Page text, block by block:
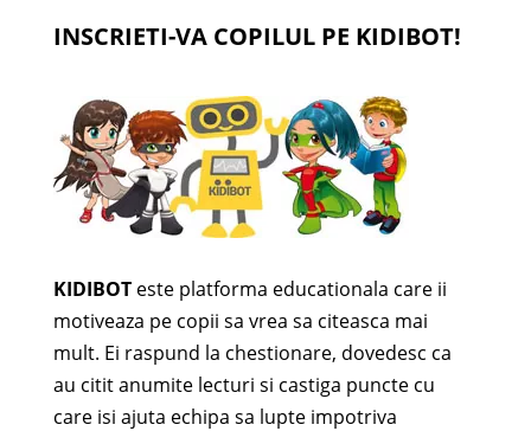
INSCRIETI-VA COPILUL PE KIDIBOT!
KIDIBOTeste platforma educationala care ii
motiveaza pe copii sa vrea sa citeasca mai
mult. Ei raspund la chestionare, dovedesc ca
au citit anumite lecturi si castiga puncte cu
care isi ajuta echipa sa lupte impotriva